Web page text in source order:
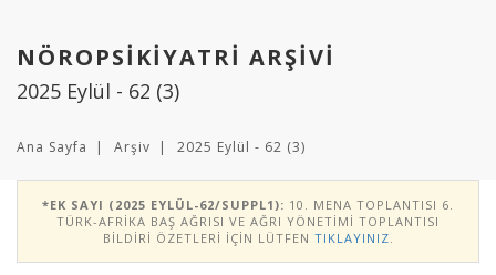
NÖROPSİKİYATRİ ARŞİVİ
2025 Eylül - 62 (3)
Ana Sayfa Arşiv 2025 Eylül - 62 (3)
*EK SAYI (2025 EYLÜL-62/SUPPL1): 10. MENA TOPLANTISI 6.
TÜRK-AFRIKA BAŞ AĞRISI VE AĞRI YÖNETIMI TOPLANTISI
BILDIRI ÖZETLERI IÇIN LÜTFEN TIKLAYINIZ.